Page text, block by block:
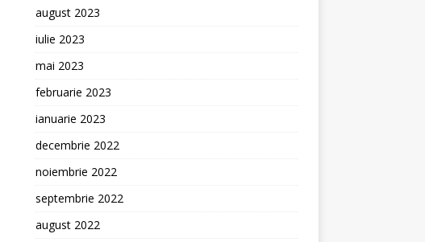
august 2023
iulie 2023
mai 2023
februarie 2023
ianuarie 2023
decembrie 2022
noiembrie 2022
septembrie 2022
august 2022